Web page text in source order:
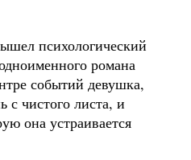
психологический
романа
событий девушка,
с чистого листа, и
она устраивается